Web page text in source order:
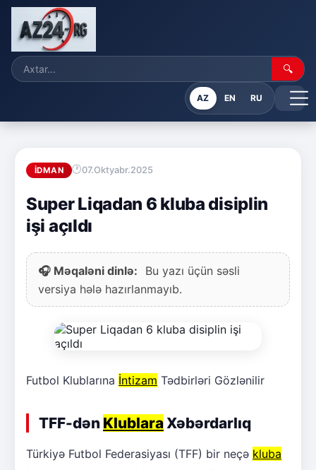
🔍
AZ EN RU
İDMAN 07.Oktyabr.2025
Super Liqadan 6 kluba disiplin
işi açıldı
🎧 Məqaləni dinlə:
Bu yazı üçün səsli
versiya hələ hazırlanmayıb.
Futbol Klublarına İntizam Tədbirləri Gözlənilir
TFF-dən Klublara Xəbərdarlıq
Türkiyə Futbol Federasiyası (TFF) bir neçə kluba